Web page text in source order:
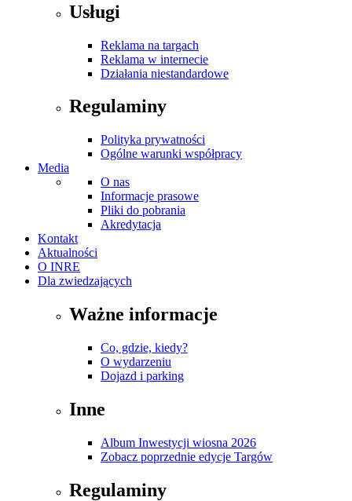
Usługi
Reklama na targach
Reklama w internecie
Działania niestandardowe
Regulaminy
Polityka prywatności
Ogólne warunki współpracy
Media
O nas
Informacje prasowe
Pliki do pobrania
Akredytacja
Kontakt
Aktualności
O INRE
Dla zwiedzających
Ważne informacje
Co, gdzie, kiedy?
O wydarzeniu
Dojazd i parking
Inne
Album Inwestycji wiosna 2026
Zobacz poprzednie edycje Targów
Regulaminy